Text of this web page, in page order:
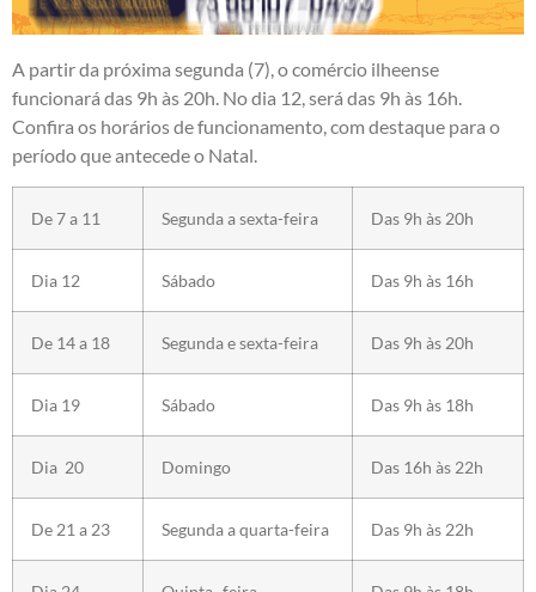
A partir da próxima segunda (7), o comércio ilheense
funcionará das 9h às 20h. No dia 12, será das 9h às 16h.
Confira os horários de funcionamento, com destaque para o
período que antecede o Natal.
De 7 a 11 Segunda a sexta-feira Das 9h às 20h
Dia 12 Sábado Das 9h às 16h
De 14 a 18 Segunda e sexta-feira Das 9h às 20h
Dia 19 Sábado Das 9h às 18h
Dia 20 Domingo Das 16h às 22h
De 21 a 23 Segunda a quarta-feira Das 9h às 22h